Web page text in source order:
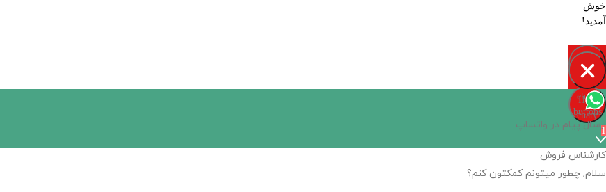
خوش
آمدید!
Open
chaty
chaty
buttons
1
Hide
chaty
ارسال پیام در واتساپ
کارشناس فروش
سلام, چطور میتونم کمکتون کنم؟